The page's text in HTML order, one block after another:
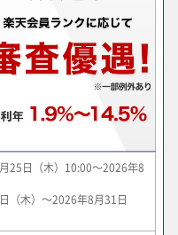
25日（木）10:00～2026年8
（木）～2026年8月31日